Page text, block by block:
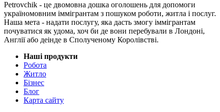
Petrovchik - це двомовна дошка оголошень для допомоги
україномовним іммігрантам з пошуком роботи, житла і послуг.
Наша мета - надати послугу, яка дасть змогу іммігрантам
почуватися як удома, хоч би де вони перебували в Лондоні,
Англії або деінде в Сполученому Королівстві.
Наші продукти
Робота
Житло
Бізнес
Блог
Карта сайту